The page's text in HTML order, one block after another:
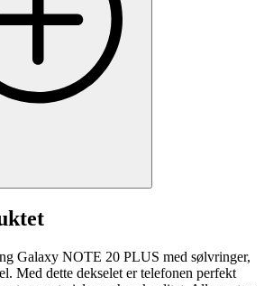
Galaxy NOTE 20 PLUS med sølvringer,
Med dette dekselet er telefonen perfekt